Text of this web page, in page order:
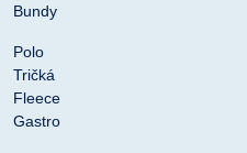
Bundy
Polo
Tričká
Fleece
Gastro